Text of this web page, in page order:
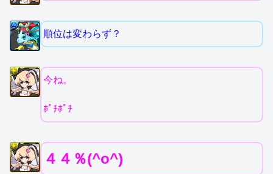
順位は変わらず？
今ね。
ﾎﾟﾁﾎﾟﾁ
４４％(^o^)